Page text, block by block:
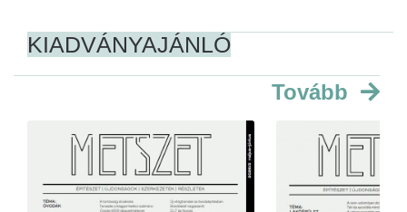
KIADVÁNYAJÁNLÓ
Tovább